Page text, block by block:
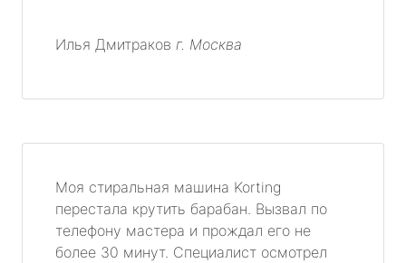
Илья Дмитраков г. Москва
Моя стиральная машина Korting
перестала крутить барабан. Вызвал по
телефону мастера и прождал его не
более 30 минут. Специалист осмотрел